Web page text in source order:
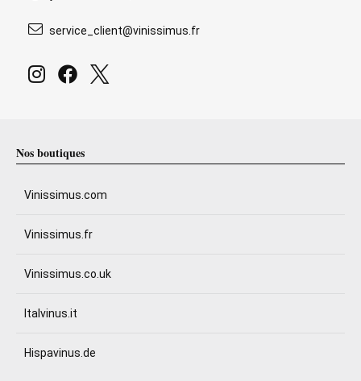
service_client@vinissimus.fr
Nos boutiques
Vinissimus.com
Vinissimus.fr
Vinissimus.co.uk
Italvinus.it
Hispavinus.de